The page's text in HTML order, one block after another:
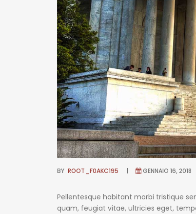
BY ROOT_F0AKC195 GENNAIO 16, 2018
Pellentesque habitant morbi tristique
quam, feugiat vitae, ultricies eget,